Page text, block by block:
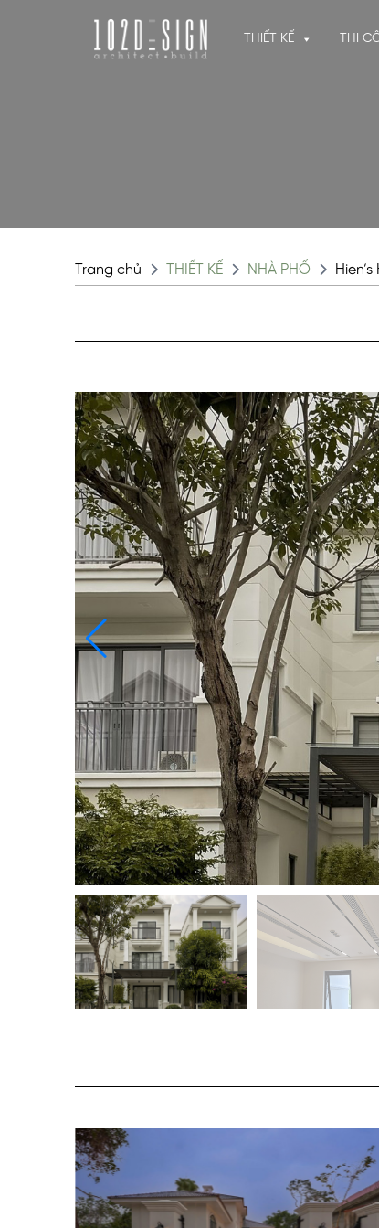
THIẾT KẾ THI
Trang chủ THIẾT KẾ NHÀ PHỐ